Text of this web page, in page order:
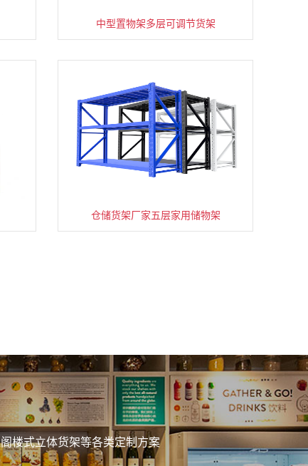
中型置物架多层可调节货架
仓储货架厂家五层家用储物架
货架仓库用仓储置物架四层展示架
楼式立体货架等各类定制方案